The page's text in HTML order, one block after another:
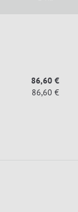
86,60 €
86,60 €